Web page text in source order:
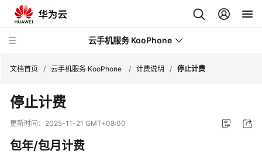
云手机服务 KooPhone
最
新
态
文档首页 / 云手机服务 KooPhone / 计费说明 / 停止计费
停止计费
更新时间： 2025-11-21 GMT+08:00
包年/包月计费